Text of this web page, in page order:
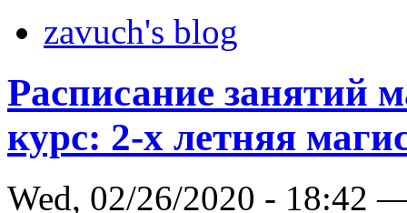
zavuch's blog
Расписание занятий
курс: 2-х летняя
Wed, 02/26/2020 - 18:42